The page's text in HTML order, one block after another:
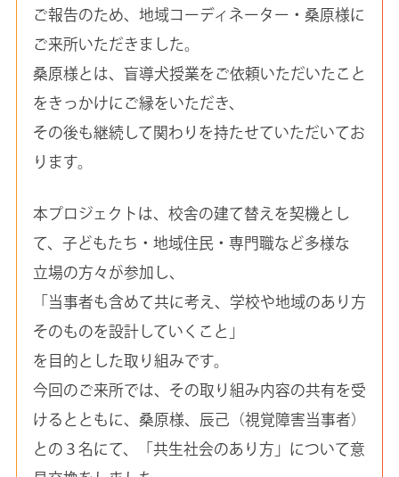
ご報告のため、地域コーディネーター・桑原様に
ご来所いただきました。
桑原様とは、盲導犬授業をご依頼いただいたこと
をきっかけにご縁をいただき、
その後も継続して関わりを持たせていただいてお
ります。
本プロジェクトは、校舎の建て替えを契機とし
て、子どもたち・地域住民・専門職など多様な
立場の方々が参加し、
「当事者も含めて共に考え、学校や地域のあり方
そのものを設計していくこと」
を目的とした取り組みです。
今回のご来所では、その取り組み内容の共有を受
けるとともに、桑原様、辰己（視覚障害当事者）
との３名にて、「共生社会のあり方」について意